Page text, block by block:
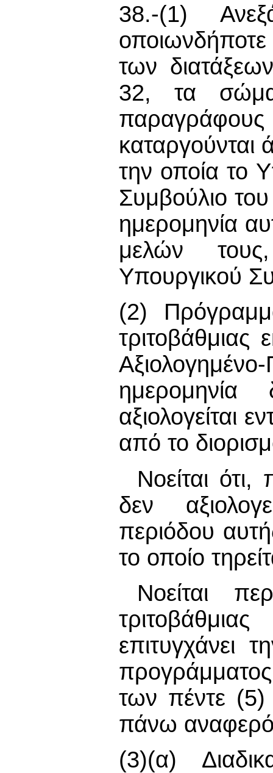
38.-(1)
των
32, τα
καταργούνται
την οποία το
Συμβούλιο
ημερομηνία
μελών
Υπουργικού
(2)
τριτοβάθμιας
ημερομηνία
αξιολογείται
από το
Νοείται
δεν
περιόδου
το οποίο
Νοείται
επιτυγχάνει
των πέντε (5)
πάνω
(3)(α)